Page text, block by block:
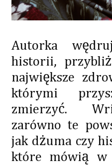
Autorka
historii,
największe
którymi
zmierzyć.
zarówno te
jak dżuma czy
które mówią w